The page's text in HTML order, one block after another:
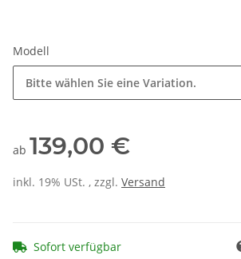
Modell
Bitte wählen Sie eine Variation.
ab 139,00 €
inkl. 19% USt. , zzgl. Versand
Sofort verfügbar